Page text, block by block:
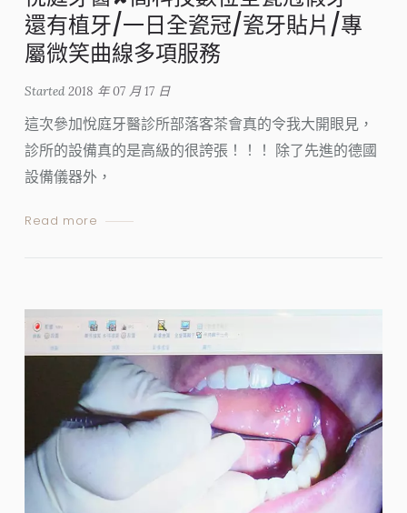
還有植牙/一日全瓷冠/瓷牙貼片/專
屬微笑曲線多項服務
Started2018 年 07 月 17 日
這次參加悅庭牙醫診所部落客茶會真的令我大開眼見，
診所的設備真的是高級的很誇張！！！ 除了先進的德國
設備儀器外，
Read more